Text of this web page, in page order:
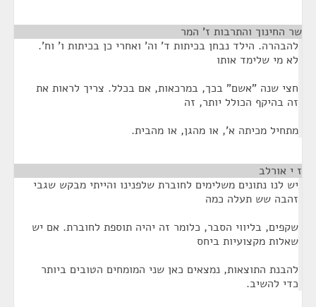
שר החינוך והתרבות ז' המר
להבהרה. הילד נבחן בכיתות ד' וה' ואחרי כן בכיתות ו' וח'.
לא מי שלימד אותו
חצי שנה "אשם" בכך, במרכאות, אם בכלל. צריך לראות את
זה בהיקף הכולל יותר, זה
מתחיל מכיתה א', או מהגן, או מהבית.
ז י אורלב
יש לנו נתונים משלימים לחוברת שלפנינו והייתי מבקש שגבי
זהבה שש תעלה כמה
שקפים, בליווי הסבר, כלומר זה יהיה תוספת לחוברת. אם יש
שאלות מקצועיות ביחס
להבנת התוצאות, נמצאים כאן שני המומחים הטובים ביותר
כדי להשיב.